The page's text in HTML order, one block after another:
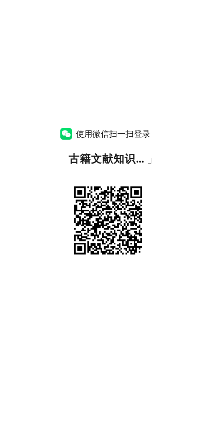
使用微信扫一扫登录
「 古籍文献知识图谱网 」